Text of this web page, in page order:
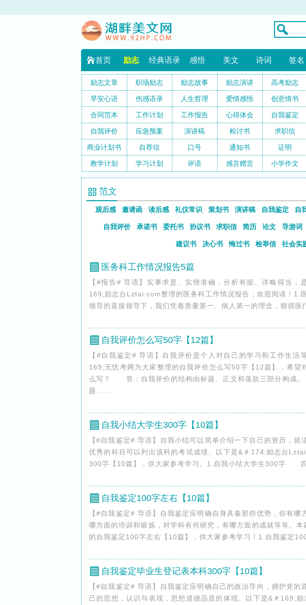
首页 励志 经典语录 感悟 美文 诗词 签名
励志文章 职场励志 励志故事 励志演讲 高考励志
早安心语 伤感语录 人生哲理 爱情感悟 创意情书
合同范本 工作计划 工作报告 心得体会 自我鉴定
自我评价 应急预案 演讲稿 检讨书 求职信
商业计划书 自荐信 口号 通知书 证明
教学计划 学习计划 评语 感言赠言 小学作文
范文
自
自我鉴定
演讲稿
策划书
礼仪常识
读后感
邀请函
观后感
导游词
论文
简历
求职信
协议书
委托书
承诺书
自我评价
社会实
检举信
悔过书
决心书
建议书
医务科工作情况报告5篇
【#报告# 导语】实事求是、实情准确，分析有据、详略得当，
169;励志台Lztai.com整理的医务科工作情况报告，欢迎阅读！
领导的直接领导下，我们凭着质量第一、病人第一的理念，狠抓医
自我评价怎么写50字【12篇】
【#自我鉴定# 导语】自我评价是个人对自己的学习和工作生活
169;无忧考网为大家整理的自我评价怎么写50字【12篇】，希望
么写？ 答：自我评价的结构由标题、正文和落款三部分构
题......
自我小结大学生300字【10篇】
【#自我鉴定# 导语】自我小结可以简单介绍一下自己的资历，就
优秀的科目可以列出该科的考试成绩。以下是&＃174;励志台
300字【10篇】，供大家参考学习。1.自我小结大学生300字 四
自我鉴定100字左右【10篇】
【#自我鉴定# 导语】自我鉴定应明确自身具备那些优势，你有哪
哪方面的培训和锻炼，对学科有何研究，有哪方面的成就等等。
的自我鉴定100字左右【10篇】，供大家参考学习！1.自我鉴定
自我鉴定毕业生登记表本科300字【10篇】
【#自我鉴定# 导语】自我鉴定应明确自己的政治导向，拥护党的
己的思想，认识与表现，思想道德品质的体现。以下是&＃169;